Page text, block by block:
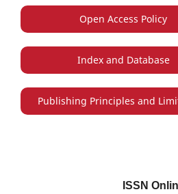
Open Access Policy
Index and Database
Publishing Principles and
ISSN